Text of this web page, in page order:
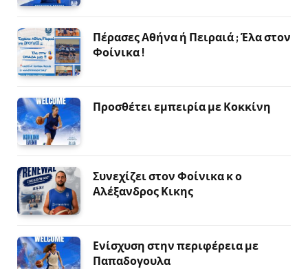
Πέρασες Αθήνα ή Πειραιά ; Έλα στον
Φοίνικα !
Προσθέτει εμπειρία με Κοκκίνη
Συνεχίζει στον Φοίνικα κ ο
Αλέξανδρος Κικης
Ενίσχυση στην περιφέρεια με
Παπαδογουλα